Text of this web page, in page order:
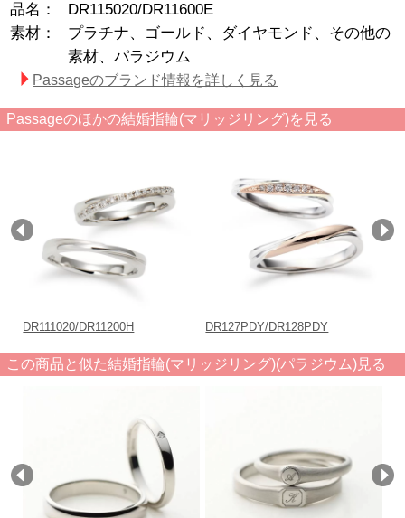
品名：
DR115020/DR11600E
素材：
プラチナ、ゴールド、ダイヤモンド、その他の
素材、パラジウム
Passageのブランド情報を詳しく見る
Passageのほかの結婚指輪(マリッジリング)を見る
DR111020/DR11200H DR127PDY/DR128PDY
この商品と似た結婚指輪(マリッジリング)(パラジウム)見る